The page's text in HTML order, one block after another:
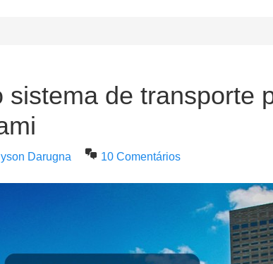
sistema de transporte
Darugna 10 Comentários